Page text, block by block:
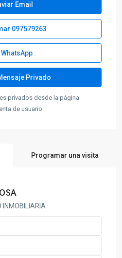
097579263
WhatsApp
privados desde la página
de usuario.
Programar una visita
INMOBILIARIA